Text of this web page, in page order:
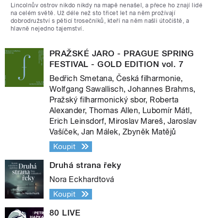
Lincolnův ostrov nikdo nikdy na mapě nenašel, a přece ho znají lidé
na celém světě. Už déle než sto třicet let na něm prožívají
dobrodružství s pěticí trosečníků, kteří na něm našli útočiště, a
hlavně nejedno tajemství.
PRAŽSKÉ JARO - PRAGUE SPRING
FESTIVAL - GOLD EDITION vol. 7
Bedřich Smetana, Česká filharmonie,
Wolfgang Sawallisch, Johannes Brahms,
Pražský filharmonický sbor, Roberta
Alexander, Thomas Allen, Lubomír Mátl,
Erich Leinsdorf, Miroslav Mareš, Jaroslav
Vašíček, Jan Málek, Zbyněk Matějů
Koupit
Druhá strana řeky
Nora Eckhardtová
Koupit
80 LIVE